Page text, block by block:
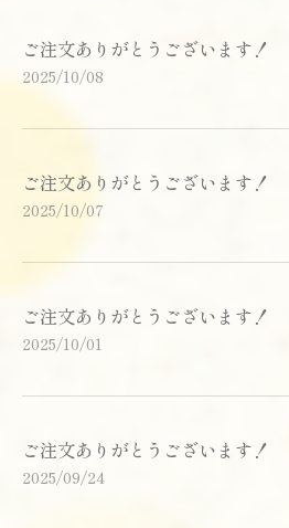
ご注文ありがとうございます！
2025/10/08
ご注文ありがとうございます！
2025/10/07
ご注文ありがとうございます！
2025/10/01
ご注文ありがとうございます！
2025/09/24